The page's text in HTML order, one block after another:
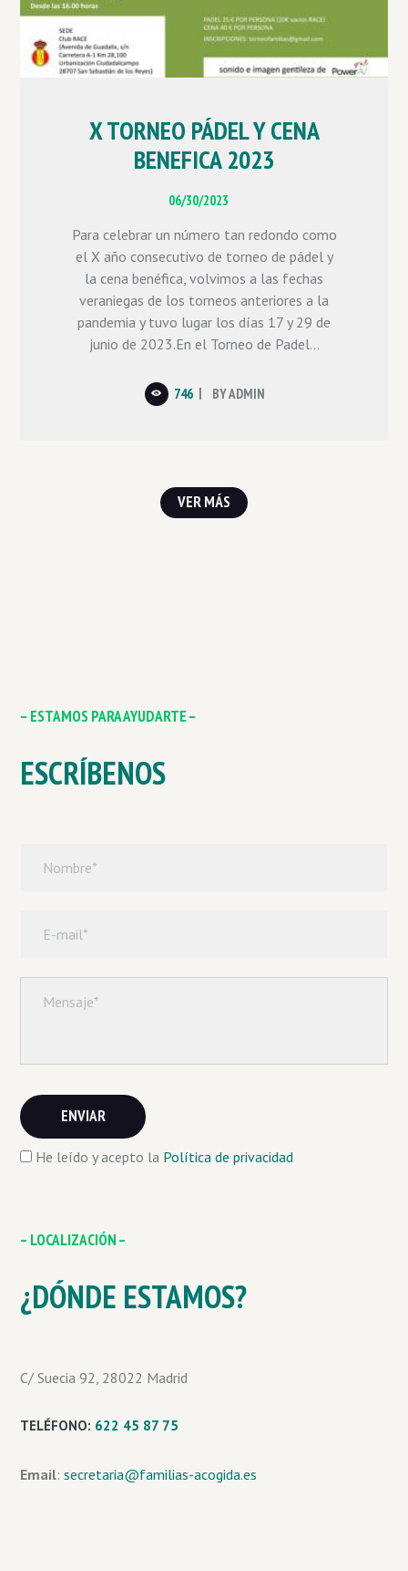
X TORNEO PÁDEL Y CENA
BENEFICA 2023
06/30/2023
Para celebrar un número tan redondo como
el X año consecutivo de torneo de pádel y
la cena benéfica, volvimos a las fechas
veraniegas de los torneos anteriores a la
pandemia y tuvo lugar los días 17 y 29 de
junio de 2023.En el Torneo de Padel...
746 BYADMIN
VER MÁS
– ESTAMOS PARA AYUDARTE –
ESCRÍBENOS
He leído y acepto la Política de privacidad
– LOCALIZACIÓN –
¿DÓNDE ESTAMOS?
C/ Suecia 92, 28022 Madrid
TELÉFONO: 622 45 87 75
Email:secretaria@familias-acogida.es